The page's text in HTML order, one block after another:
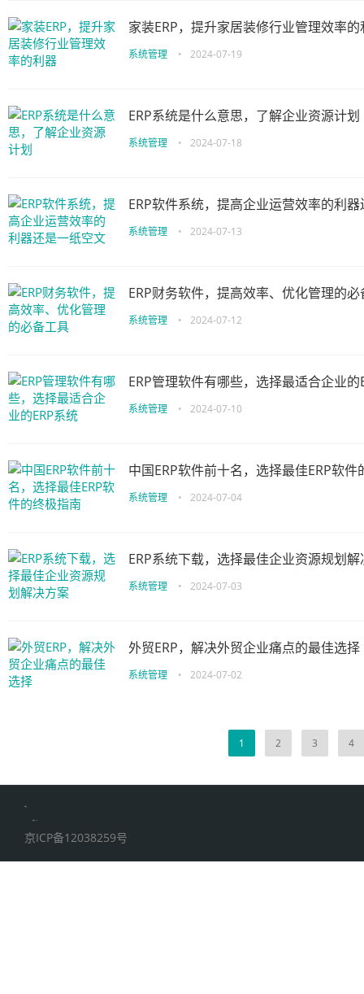
家装ERP，提升家居装修行业管理效率的
系统管理 • 2024-07-19
ERP系统是什么意思，了解企业资源计划
系统管理 • 2024-07-18
ERP软件系统，提高企业运营效率的利
系统管理 • 2024-07-13
ERP财务软件，提高效率、优化管理的
系统管理 • 2024-07-12
ERP管理软件有哪些，选择最适合企业的
系统管理 • 2024-07-10
中国ERP软件前十名，选择最佳ERP软件
系统管理 • 2024-07-04
ERP系统下载，选择最佳企业资源规划
系统管理 • 2024-07-03
外贸ERP，解决外贸企业痛点的最佳选择
系统管理 • 2024-07-02
1 2 3 4
京ICP备12038259号